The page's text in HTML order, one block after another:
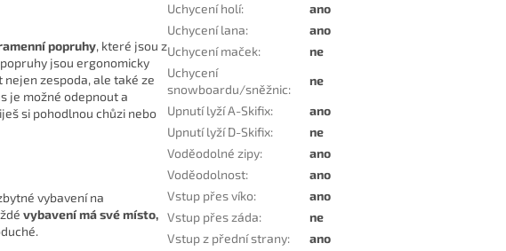
popruhy, které jsou z
jsou ergonomicky
zespoda, ale také ze
je možné odepnout a
si pohodlnou chůzi nebo
vybavení na
vybavení má své místo,
Uchycení holí:
ano
Uchycení lana:
ano
Uchycení maček:
ne
Uchycení
snowboardu/sněžnic:
ne
Upnutí lyží A-Skifix:
ano
Upnutí lyží D-Skifix:
ne
Voděodolné zipy:
ano
Voděodolnost:
ano
Vstup přes víko:
ano
Vstup přes záda:
ne
Vstup z přední strany:
ano